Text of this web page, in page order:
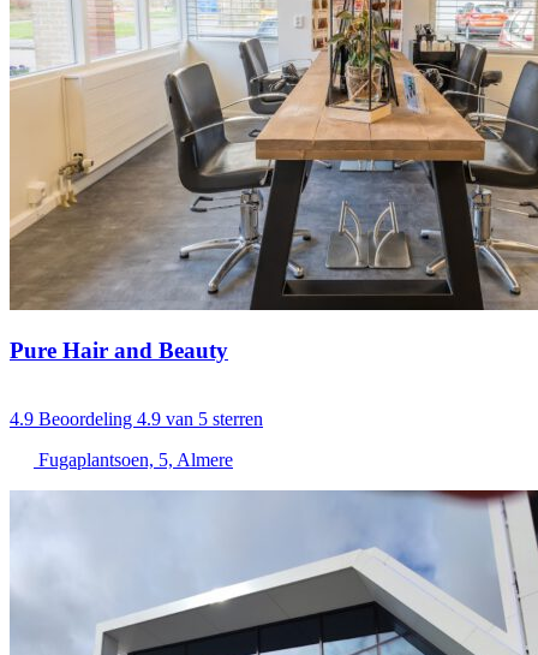
Pure Hair and Beauty
4.9 Beoordeling 4.9 van 5 sterren
Fugaplantsoen, 5, Almere